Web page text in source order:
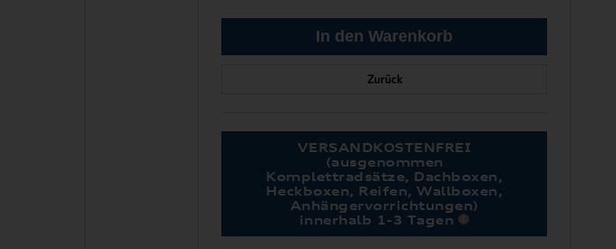
Zurück
VERSANDKOSTENFREI
(ausgenommen
Komplettradsätze, Dachboxen,
Heckboxen, Reifen, Wallboxen,
Anhängervorrichtungen)
innerhalb 1-3 Tagen